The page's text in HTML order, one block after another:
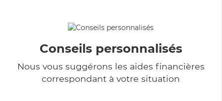
Conseils personnalisés
Nous vous suggérons les aides financières
correspondant à votre situation